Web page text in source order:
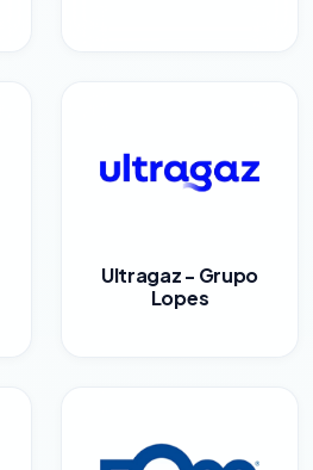
Ultragaz - Grupo
Lopes